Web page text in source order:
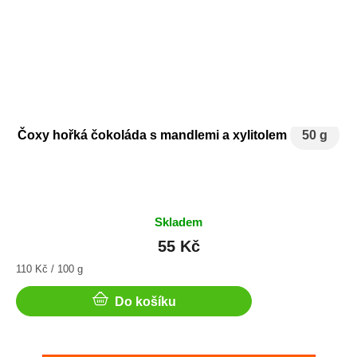
Čoxy hořká čokoláda s mandlemi a xylitolem 50 g
Skladem
55 Kč
Měrná
110 Kč / 100 g
Do košíku